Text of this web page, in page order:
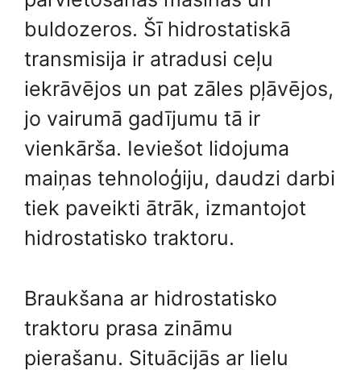
buldozeros. Šī hidrostatiskā
transmisija ir atradusi ceļu
iekrāvējos un pat zāles pļāvējos,
jo vairumā gadījumu tā ir
vienkārša. Ieviešot lidojuma
maiņas tehnoloģiju, daudzi darbi
tiek paveikti ātrāk, izmantojot
hidrostatisko traktoru.
Braukšana ar hidrostatisko
traktoru prasa zināmu
pierašanu. Situācijās ar lielu